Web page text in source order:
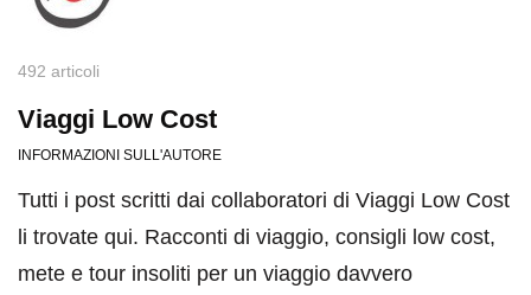
492 articoli
Viaggi Low Cost
INFORMAZIONI SULL'AUTORE
Tutti i post scritti dai collaboratori di Viaggi Low Cost
li trovate qui. Racconti di viaggio, consigli low cost,
mete e tour insoliti per un viaggio davvero